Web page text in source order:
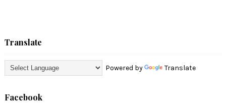
Translate
Powered by Translate
Facebook